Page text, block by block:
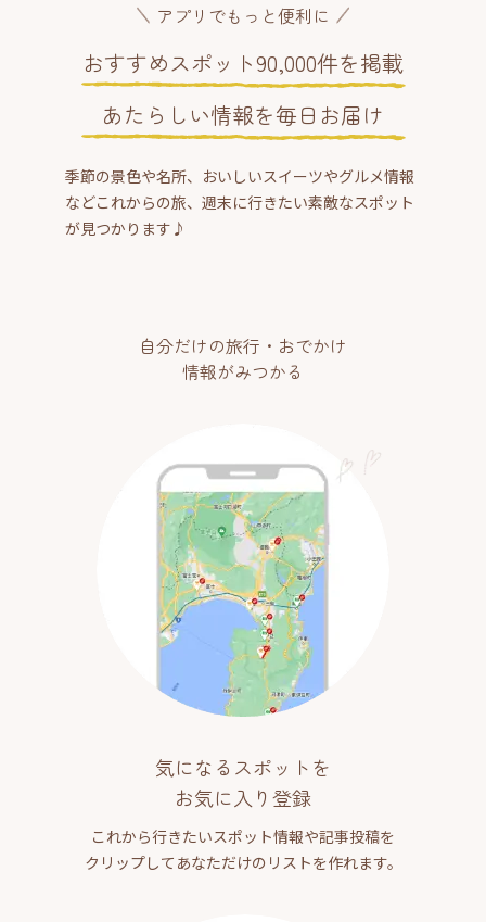
アプリでもっと便利に
おすすめスポット90,000件を掲載
あたらしい情報を毎日お届け
季節の景色や名所、おいしいスイーツやグルメ情報
などこれからの旅、週末に行きたい素敵なスポット
が見つかります♪
自分だけの旅行・おでかけ
情報がみつかる
気になるスポットを
お気に入り登録
これから行きたいスポット情報や記事投稿を
クリップしてあなただけのリストを作れます。